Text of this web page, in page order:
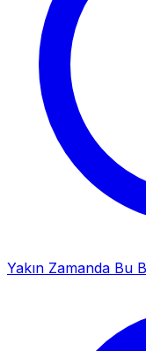
Yakın Zamanda Bu